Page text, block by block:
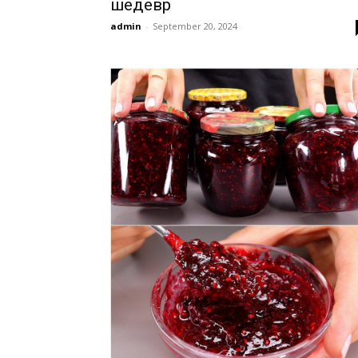
шедевр
admin - September 20, 2024